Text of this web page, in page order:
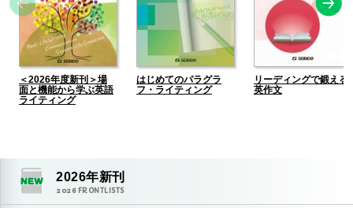
＜2026年度新刊＞場
面と機能から学ぶ英語
ライティング
はじめてのパラグラ
フ・ライティング
リーディングで鍛える
英作文
2026年新刊
2026FRONTLISTS